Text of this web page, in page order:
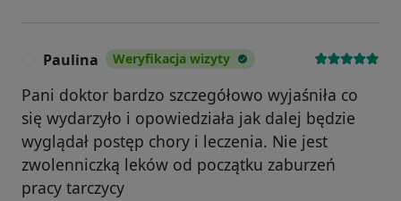
Paulina Weryfikacja wizyty
Pani doktor bardzo szczegółowo wyjaśniła co
się wydarzyło i opowiedziała jak dalej będzie
wyglądał postęp chory i leczenia. Nie jest
zwolenniczką leków od początku zaburzeń
pracy tarczycy